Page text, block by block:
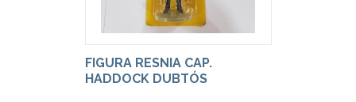
FIGURA RESNIA CAP.
HADDOCK DUBTÓS